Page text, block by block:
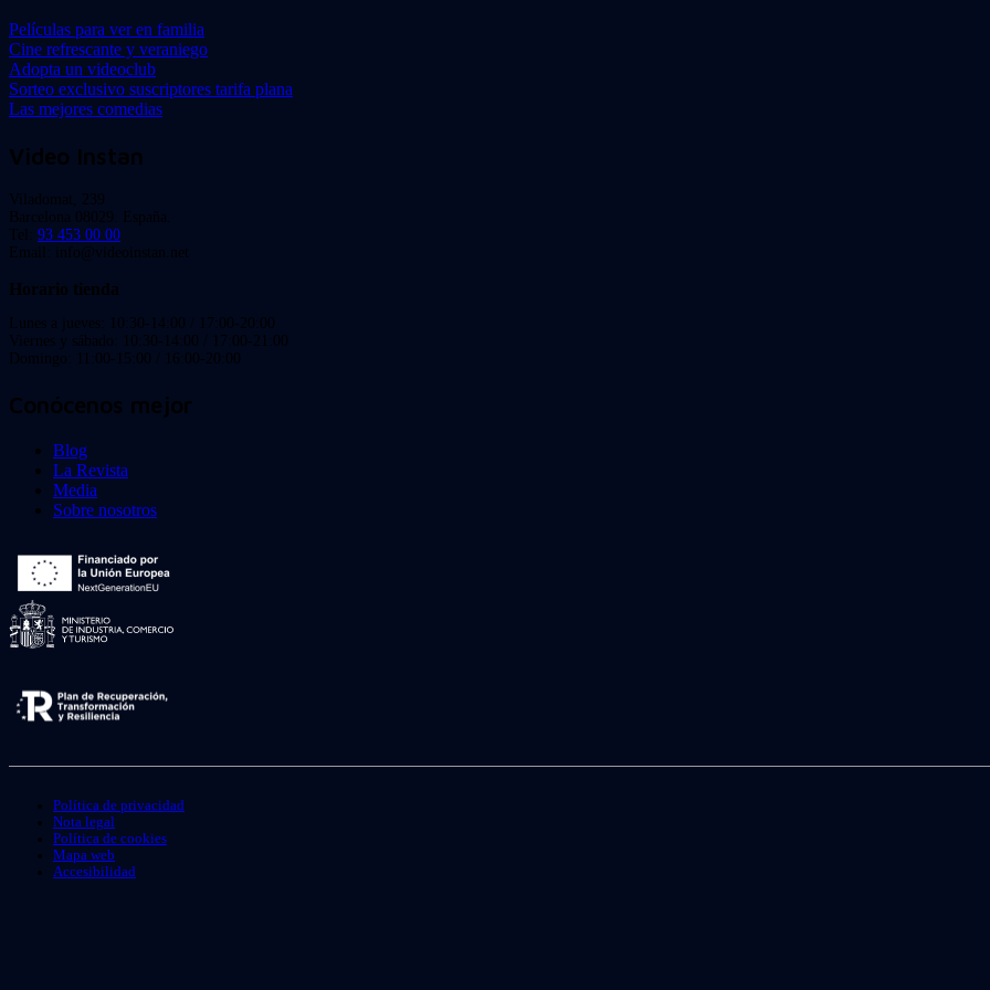
Películas para ver en familia
Cine refrescante y veraniego
Adopta un videoclub
Sorteo exclusivo suscriptores tarifa plana
Las mejores comedias
Video Instan
Viladomat, 239
Barcelona 08029. España.
Tel: 93 453 00 00
Email: info@videoinstan.net
Horario tienda
Lunes a jueves: 10:30-14:00 / 17:00-20:00
Viernes y sábado: 10:30-14:00 / 17:00-21:00
Domingo: 11:00-15:00 / 16:00-20:00
Conócenos mejor
Blog
La Revista
Media
Sobre nosotros
Política de privacidad
Nota legal
Política de cookies
Mapa web
Accesibilidad